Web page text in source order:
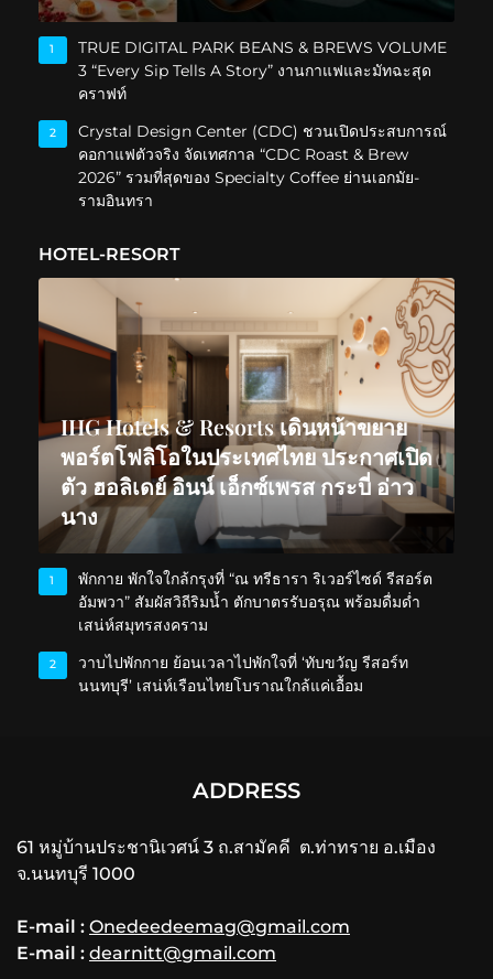
1
TRUE DIGITAL PARK BEANS & BREWS VOLUME
3 “Every Sip Tells A Story” งานกาแฟและมัทฉะสุด
คราฟท์
2
Crystal Design Center (CDC) ชวนเปิดประสบการณ์
คอกาแฟตัวจริง จัดเทศกาล “CDC Roast & Brew
2026” รวมที่สุดของ Specialty Coffee ย่านเอกมัย-
รามอินทรา
HOTEL-RESORT
IHG Hotels & Resorts เดินหน้าขยาย
พอร์ตโฟลิโอในประเทศไทย ประกาศเปิด
ตัว ฮอลิเดย์ อินน์ เอ็กซ์เพรส กระบี่ อ่าว
นาง
1
พักกาย พักใจใกล้กรุงที่ “ณ ทรีธารา ริเวอร์ไซด์ รีสอร์ต
อัมพวา” สัมผัสวิถีริมน้ำ ตักบาตรรับอรุณ พร้อมดื่มด่ำ
เสน่ห์สมุทรสงคราม
2
วาบไปพักกาย ย้อนเวลาไปพักใจที่ ‘ทับขวัญ รีสอร์ท
นนทบุรี’ เสน่ห์เรือนไทยโบราณใกล้แค่เอื้อม
ADDRESS
61 หมู่บ้านประชานิเวศน์ 3 ถ.สามัคคี ต.ท่าทราย อ.เมือง
จ.นนทบุรี 1000
E-mail : Onedeedeemag@gmail.com
E-mail : dearnitt@gmail.com